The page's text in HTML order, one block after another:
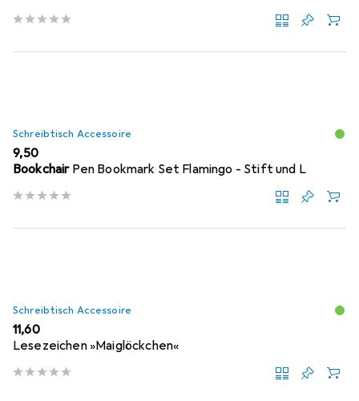
Schreibtisch Accessoire
EUR
9,50
Bookchair Pen Bookmark Set Flamingo - Stift und L
Schreibtisch Accessoire
EUR
11,60
Lesezeichen »Maiglöckchen«